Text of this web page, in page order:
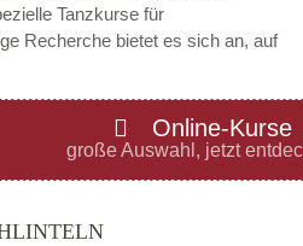
—
Tanzkurse für
Recherche bietet es sich an, auf
Online-Kurse
große Auswahl, jetzt